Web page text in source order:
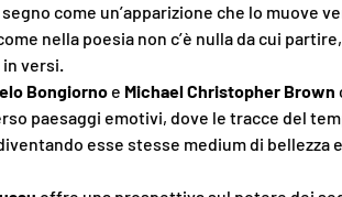
come un’apparizione che lo muove
nella poesia non c’è nulla da cui
versi.
Bongiorno e Michael Christopher Brown
paesaggi emotivi, dove le tracce del
esse stesse medium di bellezza